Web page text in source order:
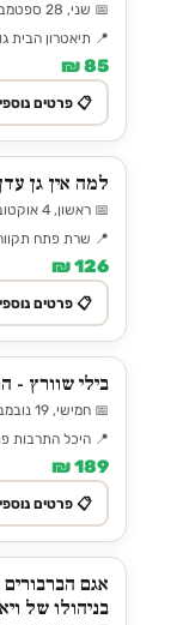
📅 שני, 28 ספטמבר ⏰ 11:00
📍 תיאטרון הבית
85 ₪
📋 פרטים
למה אין גן
📅 ראשון, 4 אוקטובר ⏰ 19:30
📍 שרת פתח
126 ₪
📋 פרטים
בילי שוורץ -
📅 חמישי, 19 נובמבר ⏰ 20:30
📍 היכל התרבות
189 ₪
📋 פרטים
אגם
בניהולו של